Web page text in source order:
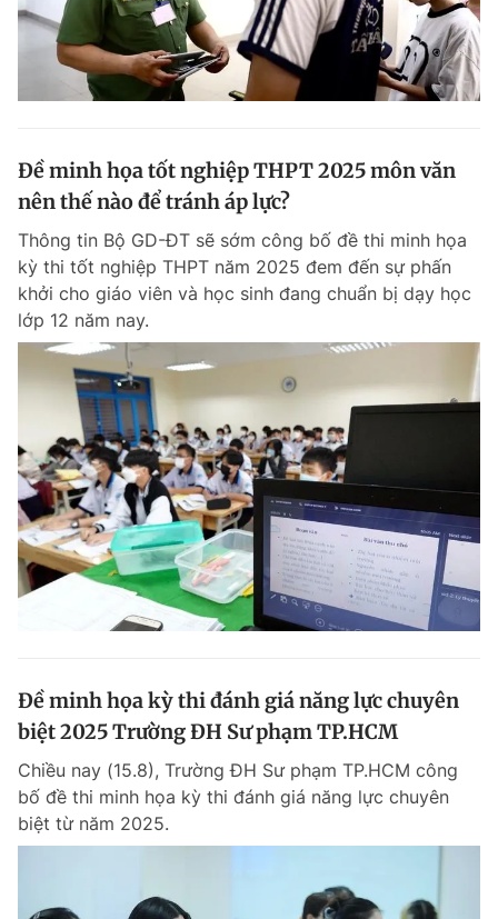
Đề minh họa tốt nghiệp THPT 2025 môn văn
nên thế nào để tránh áp lực?
Thông tin Bộ GD-ĐT sẽ sớm công bố đề thi minh họa
kỳ thi tốt nghiệp THPT năm 2025 đem đến sự phấn
khởi cho giáo viên và học sinh đang chuẩn bị dạy học
lớp 12 năm nay.
Đề minh họa kỳ thi đánh giá năng lực chuyên
biệt 2025 Trường ĐH Sư phạm TP.HCM
Chiều nay (15.8), Trường ĐH Sư phạm TP.HCM công
bố đề thi minh họa kỳ thi đánh giá năng lực chuyên
biệt từ năm 2025.